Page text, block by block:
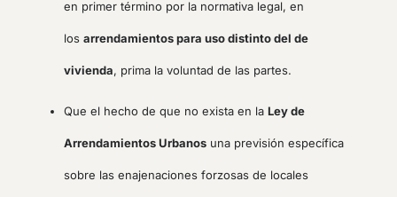
en primer término por la normativa legal, en
los arrendamientos para uso distinto del de
vivienda, prima la voluntad de las partes.
Que el hecho de que no exista en la Ley de
Arrendamientos Urbanosuna previsión específica
sobre las enajenaciones forzosas de locales